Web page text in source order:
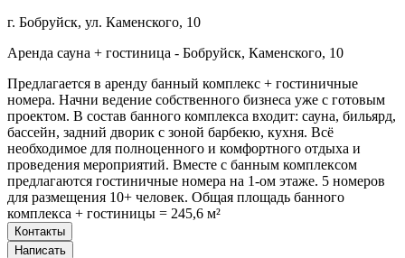
г. Бобруйск, ул. Каменского, 10
Аренда сауна + гостиница - Бобруйск, Каменского, 10
Предлагается в аренду банный комплекс + гостиничные
номера. Начни ведение собственного бизнеса уже с готовым
проектом. В состав банного комплекса входит: сауна, бильярд,
бассейн, задний дворик с зоной барбекю, кухня. Всё
необходимое для полноценного и комфортного отдыха и
проведения мероприятий. Вместе с банным комплексом
предлагаются гостиничные номера на 1-ом этаже. 5 номеров
для размещения 10+ человек. Общая площадь банного
комплекса + гостиницы = 245,6 м²
Контакты
Написать